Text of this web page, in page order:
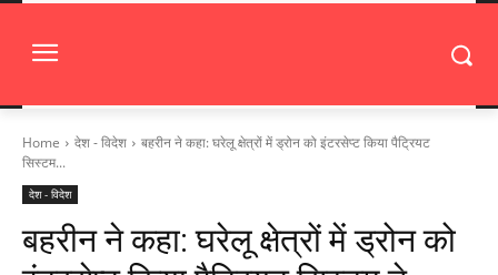
Home देश - विदेश
बहरीन ने कहा: घरेलू क्षेत्रों में ड्रोन को इंटरसेप्ट किया पैट्रियट
सिस्टम...
देश - विदेश
बहरीन ने कहा: घरेलू क्षेत्रों में ड्रोन को